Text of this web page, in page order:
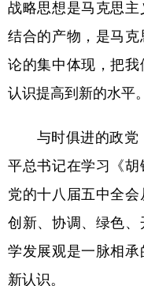
战略思想是马克思
结合的产物，是马
论的集中体现，把
认识提高到新的水平。
与时俱进的政党
平总书记在学习《胡
党的十八届五中全
创新、协调、绿色
学发展观是一脉相
新认识。